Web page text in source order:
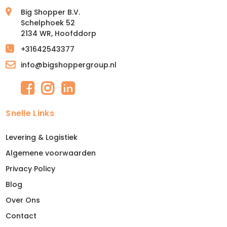
Big Shopper B.V.
Schelphoek 52
2134 WR, Hoofddorp
+31642543377
info@bigshoppergroup.nl
Snelle Links
Levering & Logistiek
Algemene voorwaarden
Privacy Policy
Blog
Over Ons
Contact